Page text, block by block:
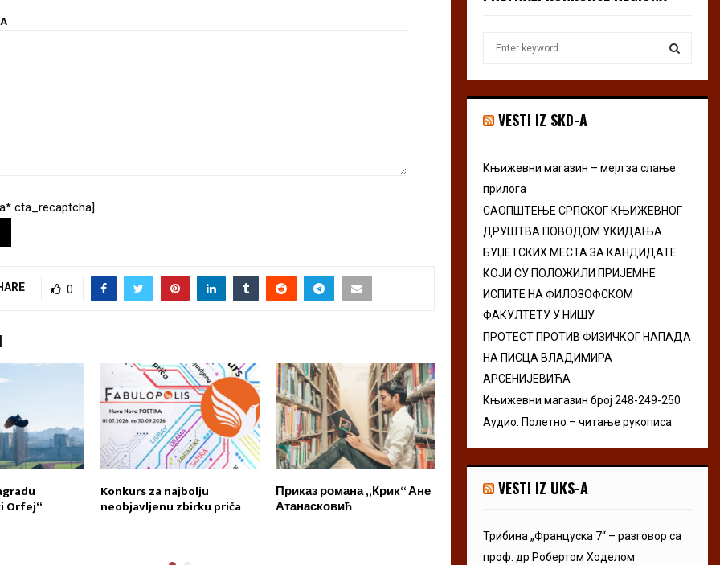
cta_recaptcha]
0
Orfej“
Konkurs za najbolju
neobjavljenu zbirku priča
Приказ романа „Крик“ Ане
Атанасковић
Poetum otvara konkurs za
h
r
:
S
C
VESTI IZ SKD-A
Књижевни магазин – мејл за слање
прилога
САОПШТЕЊЕ СРПСКОГ КЊИЖЕВНОГ
ДРУШТВА ПОВОДОМ УКИДАЊА
БУЏЕТСКИХ МЕСТА ЗА КАНДИДАТЕ
КОЈИ СУ ПОЛОЖИЛИ ПРИЈЕМНЕ
ИСПИТЕ НА ФИЛОЗОФСКОМ
ФАКУЛТЕТУ У НИШУ
ПРОТЕСТ ПРОТИВ ФИЗИЧКОГ НАПАДА
НА ПИСЦА ВЛАДИМИРА
АРСЕНИЈЕВИЋА
Књижевни магазин број 248-249-250
Аудио: Полетно – читање рукописа
VESTI IZ UKS-A
Трибина „Француска 7“ – разговор са
проф. др Робертом Ходелом